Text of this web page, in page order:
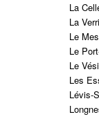
La
La
Le
Le
Le
Les
Lévis-